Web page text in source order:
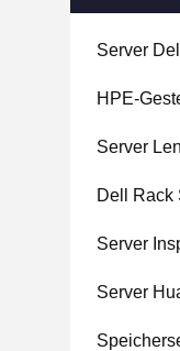
Server
HPE-
Server
Dell Rack
Server
Server